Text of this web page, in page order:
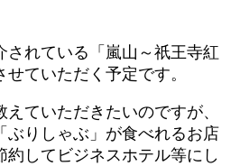
されている「嵐山～祇王寺紅
ていただく予定です。
ていただきたいのですが、
ぶりしゃぶ」が食べれるお店
約してビジネスホテル等にし